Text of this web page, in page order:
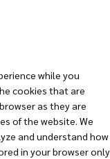
while you
cookies that are
as they are
of the website. We
and understand how
in your browser only